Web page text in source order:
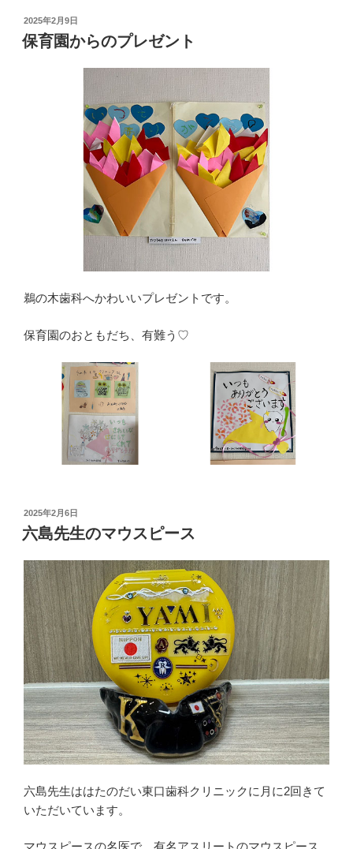
投
稿
日:
2025年2月9日
保育園からのプレゼント
鵜の木歯科へかわいいプレゼントです。
保育園のおともだち、有難う♡
投
稿
日:
2025年2月6日
六島先生のマウスピース
六島先生ははたのだい東口歯科クリニックに月に2回きて
いただいています。